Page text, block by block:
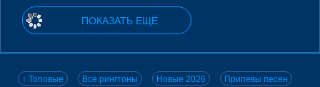
ПОКАЗАТЬ ЕЩЁ
↑ Топовые Все рингтоны Новые 2026 Припевы песен